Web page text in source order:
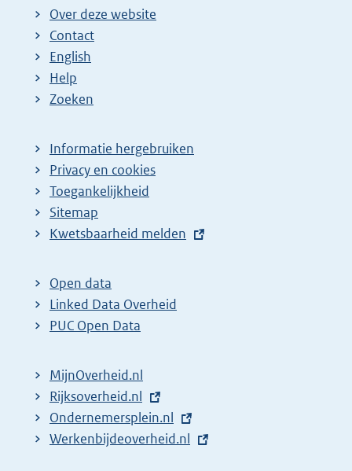
Over deze website
Contact
English
Help
Zoeken
Informatie hergebruiken
Privacy en cookies
Toegankelijkheid
Sitemap
E
t
e
r
l
i
n
k
Kwetsbaarheid melden
Open data
Linked Data Overheid
PUC Open Data
MijnOverheid.nl
E
x
t
Rijksoverheid.nl
E
x
Ondernemersplein.nl
E
Werkenbijdeoverheid.nl